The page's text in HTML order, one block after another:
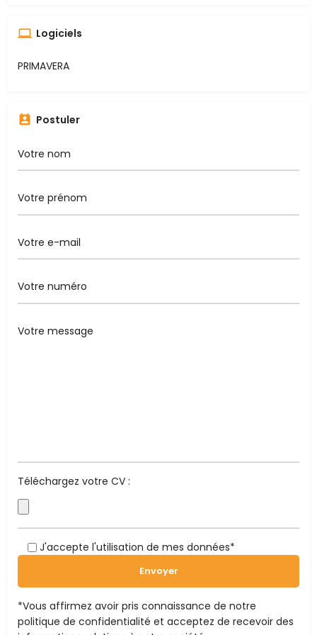
Logiciels
PRIMAVERA
Postuler
Téléchargez votre CV :
J'accepte l'utilisation de mes données*
*Vous affirmez avoir pris connaissance de notre
politique de confidentialité et acceptez de recevoir des